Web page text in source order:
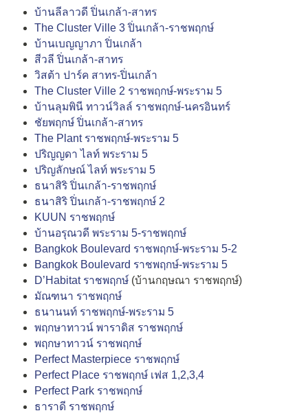
บ้านลีลาวดี ปิ่นเกล้า-สาทร
The Cluster Ville 3 ปิ่นเกล้า-ราชพฤกษ์
บ้านเบญญาภา ปิ่นเกล้า
สีวลี ปิ่นเกล้า-สาทร
วิสต้า ปาร์ค สาทร-ปิ่นเกล้า
The Cluster Ville 2 ราชพฤกษ์-พระราม 5
บ้านลุมพินี ทาวน์วิลล์ ราชพฤกษ์-นครอินทร์
ชัยพฤกษ์ ปิ่นเกล้า-สาทร
The Plant ราชพฤกษ์-พระราม 5
ปริญญดา ไลท์ พระราม 5
ปริญลักษณ์ ไลท์ พระราม 5
ธนาสิริ ปิ่นเกล้า-ราชพฤกษ์
ธนาสิริ ปิ่นเกล้า-ราชพฤกษ์ 2
KUUN ราชพฤกษ์
บ้านอรุณวดี พระราม 5-ราชพฤกษ์
Bangkok Boulevard ราชพฤกษ์-พระราม 5-2
Bangkok Boulevard ราชพฤกษ์-พระราม 5
D’Habitat ราชพฤกษ์ (บ้านกฤษณา ราชพฤกษ์)
มัณฑนา ราชพฤกษ์
ธนานนท์ ราชพฤกษ์-พระราม 5
พฤกษาทาวน์ พาราดิส ราชพฤกษ์
พฤกษาทาวน์ ราชพฤกษ์
Perfect Masterpiece ราชพฤกษ์
Perfect Place ราชพฤกษ์ เฟส 1,2,3,4
Perfect Park ราชพฤกษ์
ธาราดี ราชพฤกษ์